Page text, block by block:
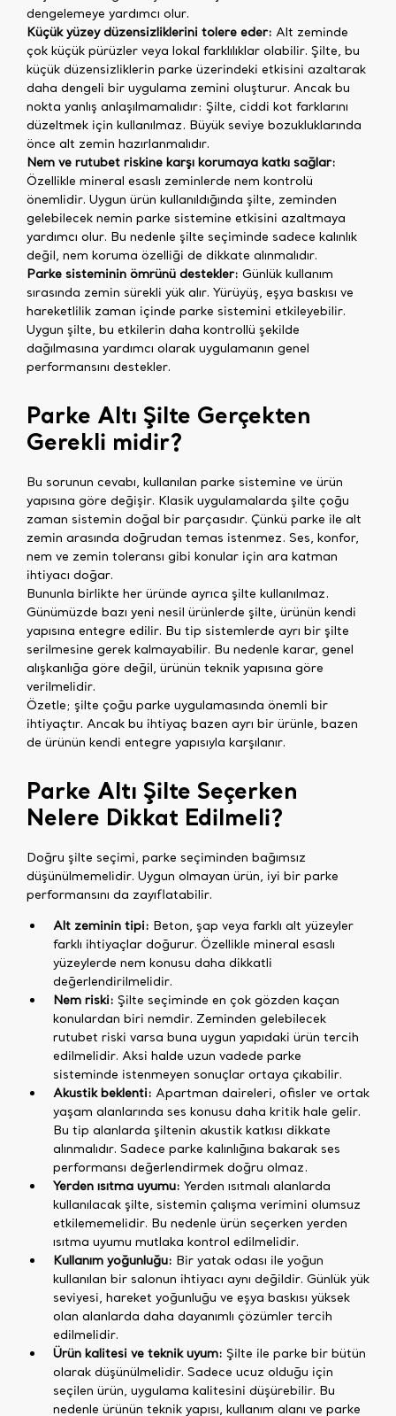
dengelemeye yardımcı olur.
Küçük yüzey düzensizliklerini tolere eder: Alt zeminde
çok küçük pürüzler veya lokal farklılıklar olabilir. Şilte, bu
küçük düzensizliklerin parke üzerindeki etkisini azaltarak
daha dengeli bir uygulama zemini oluşturur. Ancak bu
nokta yanlış anlaşılmamalıdır: Şilte, ciddi kot farklarını
düzeltmek için kullanılmaz. Büyük seviye bozukluklarında
önce alt zemin hazırlanmalıdır.
Nem ve rutubet riskine karşı korumaya katkı sağlar:
Özellikle mineral esaslı zeminlerde nem kontrolü
önemlidir. Uygun ürün kullanıldığında şilte, zeminden
gelebilecek nemin parke sistemine etkisini azaltmaya
yardımcı olur. Bu nedenle şilte seçiminde sadece kalınlık
değil, nem koruma özelliği de dikkate alınmalıdır.
Parke sisteminin ömrünü destekler: Günlük kullanım
sırasında zemin sürekli yük alır. Yürüyüş, eşya baskısı ve
hareketlilik zaman içinde parke sistemini etkileyebilir.
Uygun şilte, bu etkilerin daha kontrollü şekilde
dağılmasına yardımcı olarak uygulamanın genel
performansını destekler.
Parke Altı Şilte Gerçekten
Gerekli midir?
Bu sorunun cevabı, kullanılan parke sistemine ve ürün
yapısına göre değişir. Klasik uygulamalarda şilte çoğu
zaman sistemin doğal bir parçasıdır. Çünkü parke ile alt
zemin arasında doğrudan temas istenmez. Ses, konfor,
nem ve zemin toleransı gibi konular için ara katman
ihtiyacı doğar.
Bununla birlikte her üründe ayrıca şilte kullanılmaz.
Günümüzde bazı yeni nesil ürünlerde şilte, ürünün kendi
yapısına entegre edilir. Bu tip sistemlerde ayrı bir şilte
serilmesine gerek kalmayabilir. Bu nedenle karar, genel
alışkanlığa göre değil, ürünün teknik yapısına göre
verilmelidir.
Özetle; şilte çoğu parke uygulamasında önemli bir
ihtiyaçtır. Ancak bu ihtiyaç bazen ayrı bir ürünle, bazen
de ürünün kendi entegre yapısıyla karşılanır.
Parke Altı Şilte Seçerken
Nelere Dikkat Edilmeli?
Doğru şilte seçimi, parke seçiminden bağımsız
düşünülmemelidir. Uygun olmayan ürün, iyi bir parke
performansını da zayıflatabilir.
Alt zeminin tipi: Beton, şap veya farklı alt yüzeyler
farklı ihtiyaçlar doğurur. Özellikle mineral esaslı
yüzeylerde nem konusu daha dikkatli
değerlendirilmelidir.
Nem riski: Şilte seçiminde en çok gözden kaçan
konulardan biri nemdir. Zeminden gelebilecek
rutubet riski varsa buna uygun yapıdaki ürün tercih
edilmelidir. Aksi halde uzun vadede parke
sisteminde istenmeyen sonuçlar ortaya çıkabilir.
Akustik beklenti: Apartman daireleri, ofisler ve ortak
yaşam alanlarında ses konusu daha kritik hale gelir.
Bu tip alanlarda şiltenin akustik katkısı dikkate
alınmalıdır. Sadece parke kalınlığına bakarak ses
performansı değerlendirmek doğru olmaz.
Yerden ısıtma uyumu: Yerden ısıtmalı alanlarda
kullanılacak şilte, sistemin çalışma verimini olumsuz
etkilememelidir. Bu nedenle ürün seçerken yerden
ısıtma uyumu mutlaka kontrol edilmelidir.
Kullanım yoğunluğu: Bir yatak odası ile yoğun
kullanılan bir salonun ihtiyacı aynı değildir. Günlük yük
seviyesi, hareket yoğunluğu ve eşya baskısı yüksek
olan alanlarda daha dayanımlı çözümler tercih
edilmelidir.
Ürün kalitesi ve teknik uyum: Şilte ile parke bir bütün
olarak düşünülmelidir. Sadece ucuz olduğu için
seçilen ürün, uygulama kalitesini düşürebilir. Bu
nedenle ürünün teknik yapısı, kullanım alanı ve parke